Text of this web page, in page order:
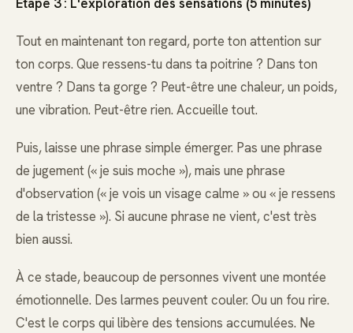
Tout en maintenant ton regard, porte ton attention sur
ton corps. Que ressens-tu dans ta poitrine ? Dans ton
ventre ? Dans ta gorge ? Peut-être une chaleur, un poids,
une vibration. Peut-être rien. Accueille tout.
Puis, laisse une phrase simple émerger. Pas une phrase
de jugement (« je suis moche »), mais une phrase
d'observation (« je vois un visage calme » ou « je ressens
de la tristesse »). Si aucune phrase ne vient, c'est très
bien aussi.
À ce stade, beaucoup de personnes vivent une montée
émotionnelle. Des larmes peuvent couler. Ou un fou rire.
C'est le corps qui libère des tensions accumulées. Ne